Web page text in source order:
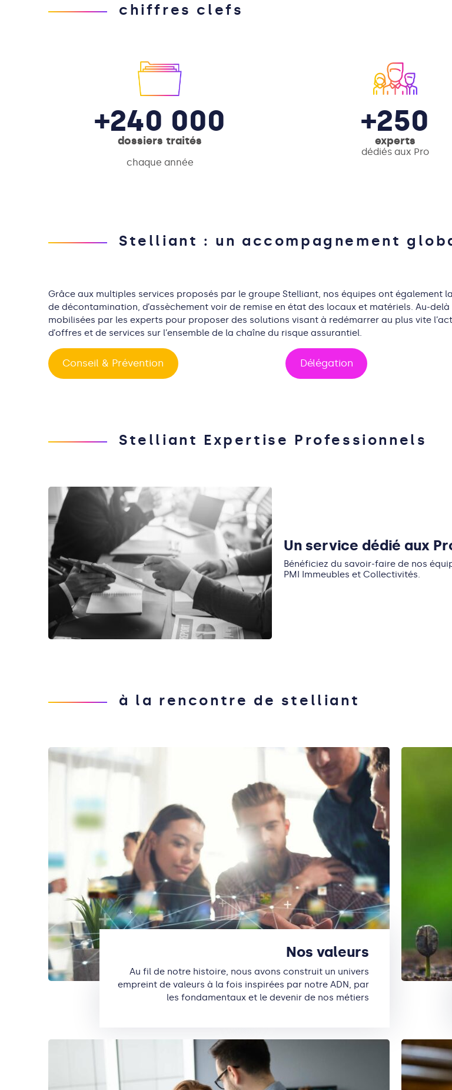
chiffres clefs
+240 000
dossiers traités
chaque année
+250
experts
dédiés aux Pro
Stelliant : un accompagnement
Grâce aux multiples services proposés par le groupe Stelliant, nos équipes ont également
de décontamination, d’assèchement voir de remise en état des locaux et matériels. Au-delà
mobilisées par les experts pour proposer des solutions visant à redémarrer au plus vite
d’offres et de services sur l’ensemble de la chaîne du risque assurantiel.
Conseil & Prévention Délégation
Stelliant Expertise Professionnels
Un service dédié aux
Bénéficiez du savoir-faire de nos
PMI Immeubles et Collectivités.
à la rencontre de stelliant
Nos valeurs
Au fil de notre histoire, nous avons construit un univers
empreint de valeurs à la fois inspirées par notre ADN, par
les fondamentaux et le devenir de nos métiers